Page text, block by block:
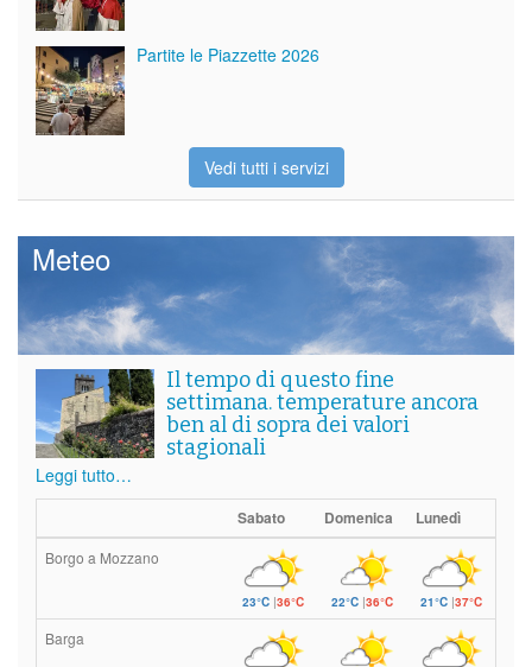
Partite le Piazzette 2026
Vedi tutti i servizi
Meteo
Il tempo di questo fine
settimana. temperature ancora
ben al di sopra dei valori
stagionali
Leggi tutto…
Sabato Domenica Lunedì
Borgo a Mozzano
23°C|36°C 22°C|36°C 21°C |37°C
Barga